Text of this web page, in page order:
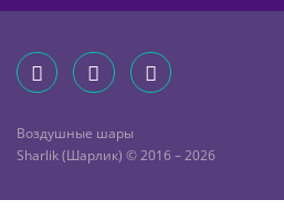
Воздушные шары
Sharlik (Шарлик) © 2016 – 2026